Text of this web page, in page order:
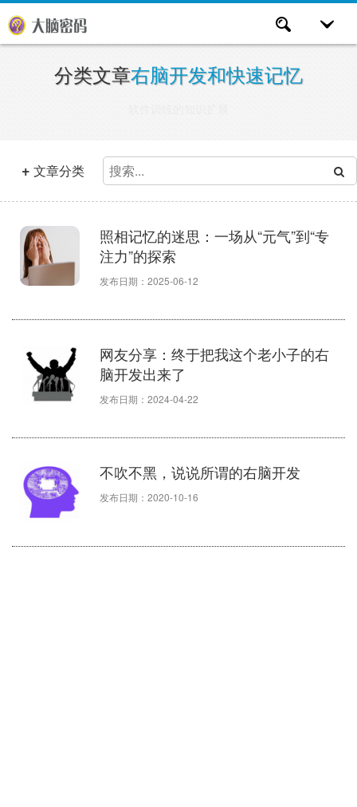
分类文章右脑开发和快速记忆
+ 文章分类
照相记忆的迷思：一场从“元气”到“专
注力”的探索
发布日期：2025-06-12
网友分享：终于把我这个老小子的右
脑开发出来了
发布日期：2024-04-22
不吹不黑，说说所谓的右脑开发
发布日期：2020-10-16